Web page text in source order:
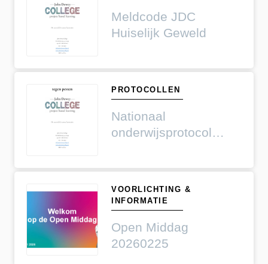
Meldcode JDC
Huiselijk Geweld
PROTOCOLLEN
Nationaal
onderwijsprotocol
VOORLICHTING &
INFORMATIE
Open Middag
20260225